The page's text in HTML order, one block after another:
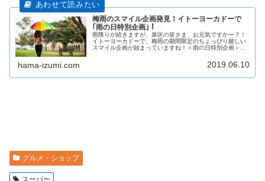
梅雨のスマイル企画発見！イトーヨーカドーで
｢雨の日特別企画｣！
雨降りが続きますが、泉区の皆さま、お元気ですかー？！
イトーヨーカドーで、梅雨の期間限定のちょっぴり嬉しい
スマイル企画が始まっていますね！＜雨の日特別企画＞食
hama-izumi.com 2019.06.10
グルメ・ショップ